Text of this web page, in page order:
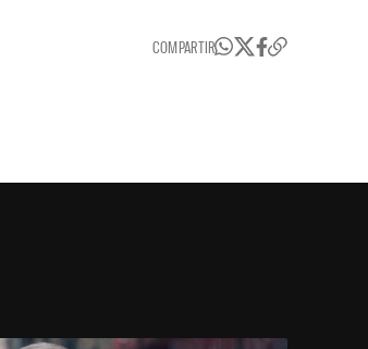
COMPARTIR